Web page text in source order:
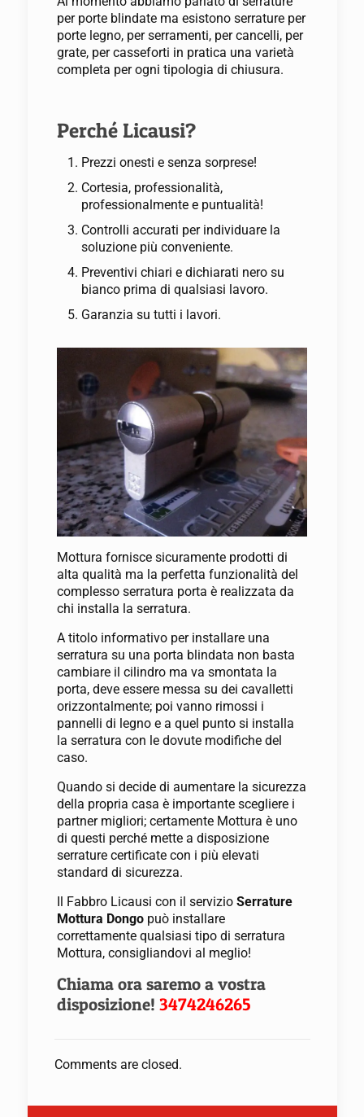
per porte blindate ma esistono serrature per
porte legno, per serramenti, per cancelli, per
grate, per casseforti in pratica una varietà
completa per ogni tipologia di chiusura.
Perché Licausi?
Prezzi onesti e senza sorprese!
Cortesia, professionalità,
professionalmente e puntualità!
Controlli accurati per individuare la
soluzione più conveniente.
Preventivi chiari e dichiarati nero su
bianco prima di qualsiasi lavoro.
Garanzia su tutti i lavori.
Mottura fornisce sicuramente prodotti di
alta qualità ma la perfetta funzionalità del
complesso serratura porta è realizzata da
chi installa la serratura.
A titolo informativo per installare una
serratura su una porta blindata non basta
cambiare il cilindro ma va smontata la
porta, deve essere messa su dei cavalletti
orizzontalmente; poi vanno rimossi i
pannelli di legno e a quel punto si installa
la serratura con le dovute modifiche del
caso.
Quando si decide di aumentare la sicurezza
della propria casa è importante scegliere i
partner migliori; certamente Mottura è uno
di questi perché mette a disposizione
serrature certificate con i più elevati
standard di sicurezza.
Il Fabbro Licausi con il servizio Serrature
Mottura Dongo può installare
correttamente qualsiasi tipo di serratura
Mottura, consigliandovi al meglio!
Chiama ora saremo a vostra
disposizione! 3474246265
Comments are closed.